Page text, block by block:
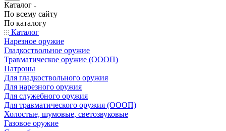
Каталог
По всему сайту
По каталогу
Каталог
Нарезное оружие
Гладкоствольное оружие
Травматическое оружие (ОООП)
Патроны
Для гладкоствольного оружия
Для нарезного оружия
Для служебного оружия
Для травматического оружия (ОООП)
Холостые, шумовые, светозвуковые
Газовое оружие